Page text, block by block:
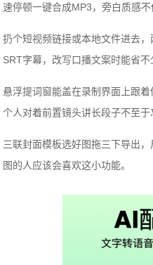
速停顿一键合成MP3，旁白质感不
扔个短视频链接或本地文件进去
SRT字幕，改写口播文案时能省不
悬浮提词窗能盖在录制界面上跟
个人对着前置镜头讲长段子不至于
三联封面模板选好图拖三下导出
图的人应该会喜欢这小功能。